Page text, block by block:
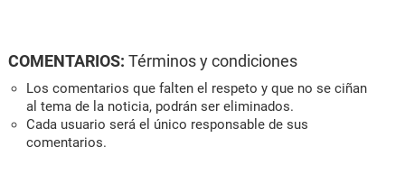
COMENTARIOS: Términos y condiciones
Los comentarios que falten el respeto y que no se ciñan
al tema de la noticia, podrán ser eliminados.
Cada usuario será el único responsable de sus
comentarios.